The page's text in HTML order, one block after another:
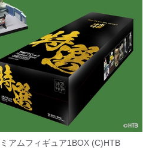
アムフィギュア1BOX (C)HTB